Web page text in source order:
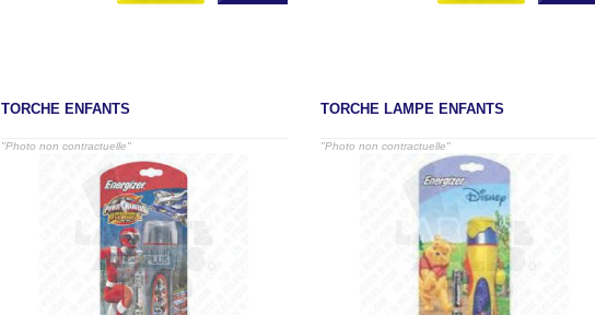
TORCHE ENFANTS
"Photo non contractuelle"
TORCHE LAMPE ENFANTS
"Photo non contractuelle"